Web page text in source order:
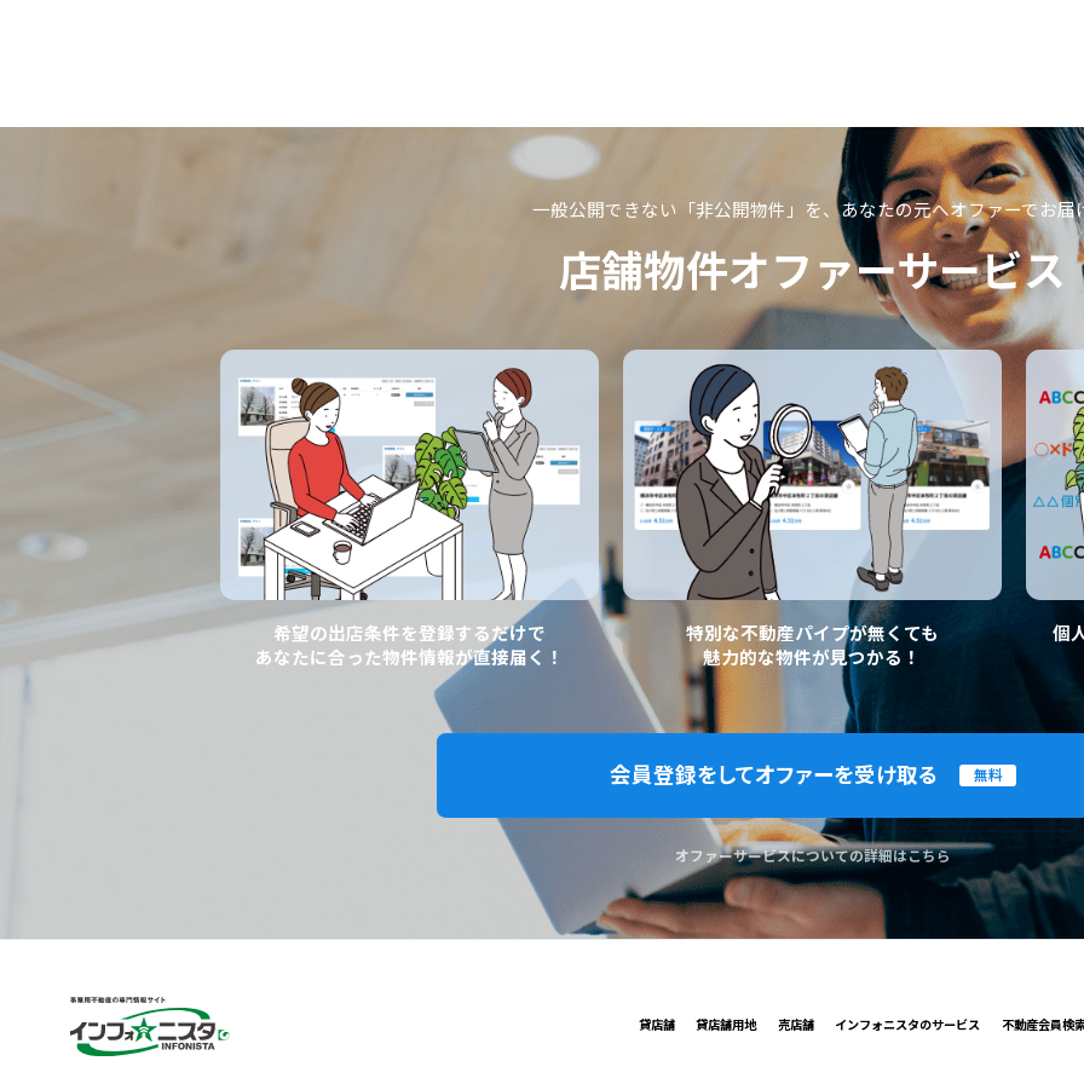
一般公開できない「非公開物件」を、あなたの元へオファーでお届
店舗物件オファーサービス
希望の出店条件を登録するだけで
あなたに合った物件情報が直接届く！
特別な不動産パイプが無くても
魅力的な物件が見つかる！
個
会員登録をしてオファーを受け取る 無料
オファーサービスについての詳細はこちら
貸店舗 貸店舗用地 売店舗 インフォニスタのサービス 不動産会員検